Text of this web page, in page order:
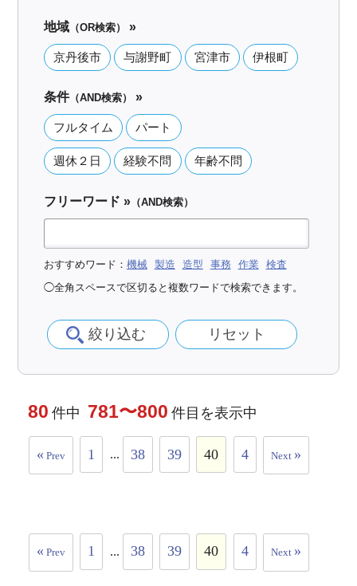
地域（OR検索） »
京丹後市 与謝野町 宮津市 伊根町
条件（AND検索） »
フルタイム パート
週休２日 経験不問 年齢不問
フリーワード »（AND検索）
おすすめワード： 機械 製造 造型 事務 作業
検査
◯全角スペースで区切ると複数ワードで検索できます。
80 件中 781〜800 件目を表示中
« Prev 1 ... 38 39 40 4 Next »
« Prev 1 ... 38 39 40 4 Next »